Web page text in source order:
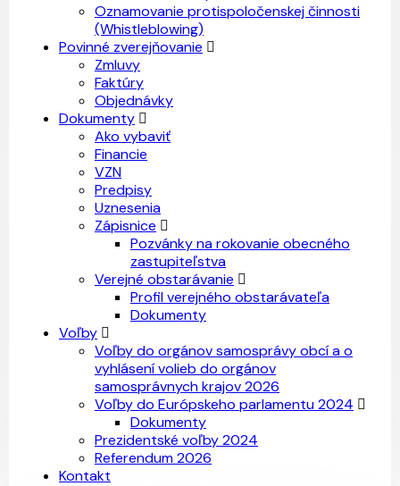
Oznamovanie protispoločenskej činnosti
(Whistleblowing)
Povinné zverejňovanie
Zmluvy
Faktúry
Objednávky
Dokumenty
Ako vybaviť
Financie
VZN
Predpisy
Uznesenia
Zápisnice
Pozvánky na rokovanie obecného
zastupiteľstva
Verejné obstarávanie
Profil verejného obstarávateľa
Dokumenty
Voľby
Voľby do orgánov samosprávy obcí a o
vyhlásení volieb do orgánov
samosprávnych krajov 2026
Voľby do Európskeho parlamentu 2024
Dokumenty
Prezidentské voľby 2024
Referendum 2026
Kontakt